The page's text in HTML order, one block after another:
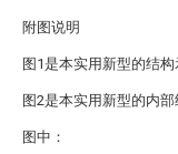
附图说明
图1是本实用新型的结构
图2是本实用新型的内部
图中：